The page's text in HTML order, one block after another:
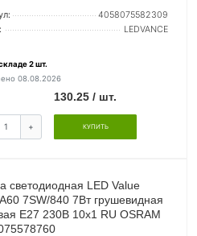
4058075582309
LEDVANCE
2 шт.
08.08.2026
130.25 / шт.
+ КУПИТЬ
светодиодная LED Value
7SW/840 7Вт грушевидная
E27 230В 10х1 RU OSRAM